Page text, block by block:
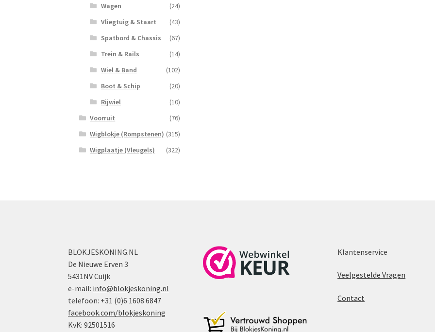
Wagen
(24)
Vliegtuig & Staart
(43)
Spatbord & Chassis
(67)
Trein & Rails
(14)
Wiel & Band
(102)
Boot & Schip
(20)
Rijwiel
(10)
Voorruit
(76)
Wigblokje (Rompstenen) (315)
Wigplaatje (Vleugels)
(322)
BLOKJESKONING.NL
De Nieuwe Erven 3
5431NV Cuijk
e-mail: info@blokjeskoning.nl
telefoon: +31 (0)6 1608 6847
facebook.com/blokjeskoning
KvK: 92501516
Klantenservice
Veelgestelde Vragen
Contact